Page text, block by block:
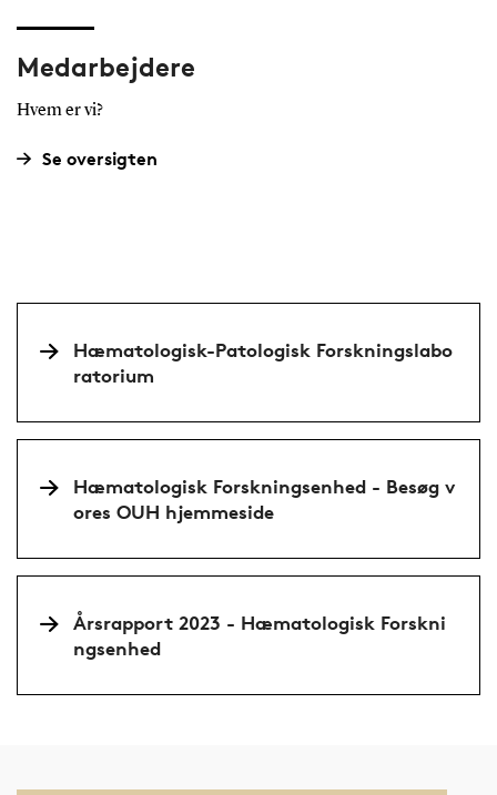
Medarbejdere
Hvem er vi?
Se oversigten
Hæmatologisk-Patologisk Forskningslabo
ratorium
Hæmatologisk Forskningsenhed - Besøg v
ores OUH hjemmeside
Årsrapport 2023 - Hæmatologisk Forskni
ngsenhed